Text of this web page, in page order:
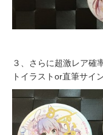
３、さらに超激レア確
トイラストor直筆サイ